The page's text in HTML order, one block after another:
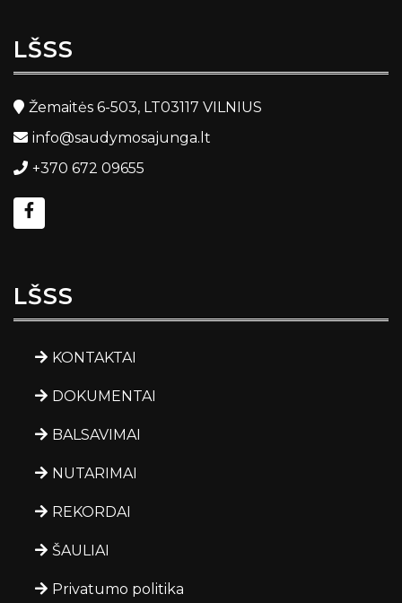
LŠSS
Žemaitės 6-503, LT03117 VILNIUS
info@saudymosajunga.lt
+370 672 09655
LŠSS
KONTAKTAI
DOKUMENTAI
BALSAVIMAI
NUTARIMAI
REKORDAI
ŠAULIAI
Privatumo politika